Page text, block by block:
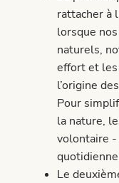
rattacher à
lorsque
naturels,
effort et les
l’origine
Pour
la nature,
volontaire -
Le